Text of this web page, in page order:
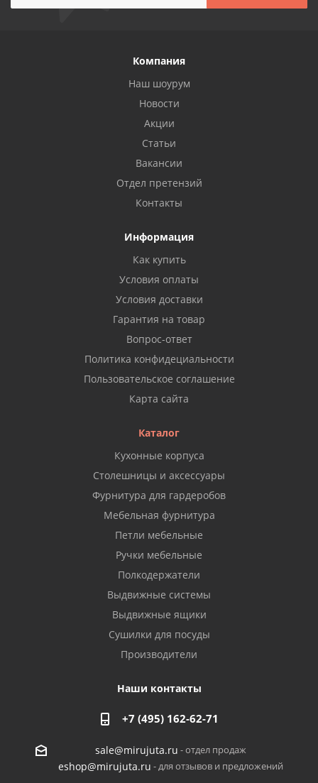
Компания
Наш шоурум
Новости
Акции
Статьи
Вакансии
Отдел претензий
Контакты
Информация
Как купить
Условия оплаты
Условия доставки
Гарантия на товар
Вопрос-ответ
Политика конфидециальности
Пользовательское соглашение
Карта сайта
Каталог
Кухонные корпуса
Столешницы и аксессуары
Фурнитура для гардеробов
Мебельная фурнитура
Петли мебельные
Ручки мебельные
Полкодержатели
Выдвижные системы
Выдвижные ящики
Сушилки для посуды
Производители
Наши контакты
+7 (495) 162-62-71
sale@mirujuta.ru - отдел продаж
eshop@mirujuta.ru - для отзывов и предложений